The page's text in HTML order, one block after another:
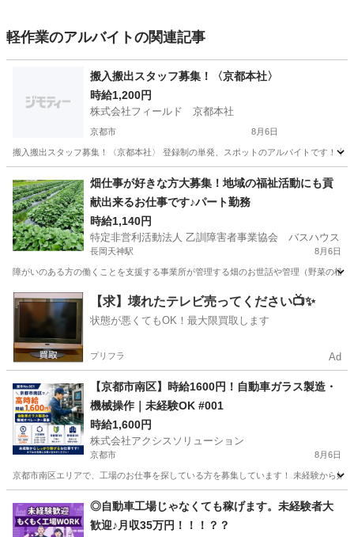
軽作業のアルバイトの関連記事
搬入搬出スタッフ募集！〈京都本社〉
時給1,200円
株式会社フィールド 京都本社
京都市 8月6日
搬入搬出スタッフ募集！〈京都本社〉 登録制の単発、スポットのアルバイトです！
軽作業
畑仕事が好きな方大募集！地域の福祉活動にも貢
献出来るお仕事です♪パート勤務
時給1,140円
特定非営利活動法人 乙訓障害者事業協会 バスハウス
長岡天神駅 8月6日
障がいのある方の働くことを支援する事業所が管理する畑のお世話や管理（野菜の植
京都 長岡京市 長岡天神駅 農業
【求】壊れたテレビ売ってください📺✨
状態が悪くてもOK！最大限買取します
プリフラ Ad
【京都市南区】時給1600円！自動車ガラス製造・
機械操作｜未経験OK #001
時給1,600円
株式会社アクシスソリューション
京都市 8月6日
京都市南区エリアで、工場のお仕事を探している方を募集しています！ 未経験から
工場 スタッフ
◎自動車工場じゃなくても稼げます。未経験者大
歓迎♪月収35万円！！！？？